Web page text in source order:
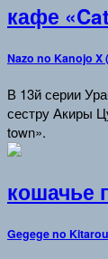
кафе
Nazo no Kanojo X
В 13й серии
сестру Акиры
town».
кошачье
Gegege no